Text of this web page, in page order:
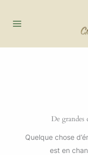
De grandes
Quelque chose
est en